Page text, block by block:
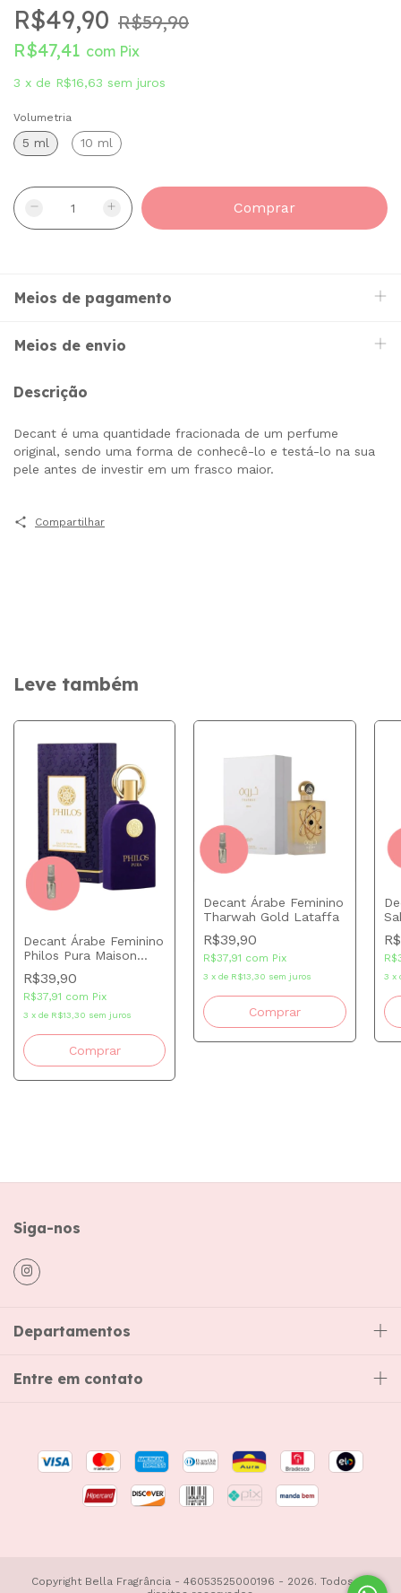
R$49,90 R$59,90
R$47,41 com Pix
3 x de R$16,63 sem juros
Volumetria
5 ml 10 ml
Meios de pagamento
Meios de envio
Descrição
Decant é uma quantidade fracionada de um perfume
original, sendo uma forma de conhecê-lo e testá-lo na sua
pele antes de investir em um frasco maior.
Compartilhar
Leve também
Decant Árabe Feminino
Philos Pura Maison
Alhambra
R$39,90
R$37,91 com Pix
3 x de R$13,30 sem juros
Comprar
Decant Árabe Feminino
Tharwah Gold Lataffa
R$39,90
R$37,91 com Pix
3 xde R$13,30 sem juros
Comprar
3 x
Siga-nos
Departamentos
Entre em contato
Copyright Bella Fragrância - 46053525000196 - 2026. Todos os